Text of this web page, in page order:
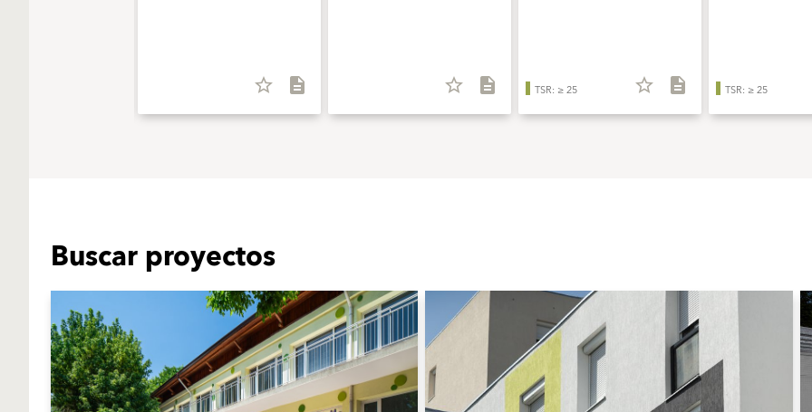
star_border description star_border description TSR: ≥ 25 star_border description TSR: ≥ 25
Buscar proyectos